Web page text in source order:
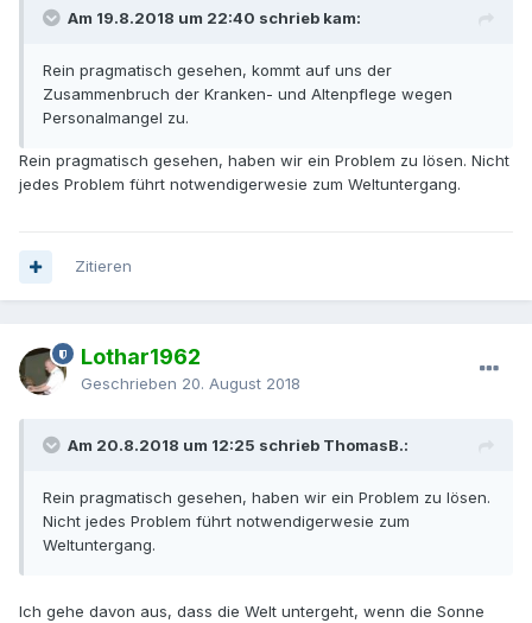
Am 19.8.2018 um 22:40 schrieb kam:
Rein pragmatisch gesehen, kommt auf uns der
Zusammenbruch der Kranken- und Altenpflege wegen
Personalmangel zu.
Rein pragmatisch gesehen, haben wir ein Problem zu lösen. Nicht
jedes Problem führt notwendigerwesie zum Weltuntergang.
Zitieren
Lothar1962
Geschrieben 20. August 2018
Am 20.8.2018 um 12:25 schrieb ThomasB.:
Rein pragmatisch gesehen, haben wir ein Problem zu lösen.
Nicht jedes Problem führt notwendigerwesie zum
Weltuntergang.
Ich gehe davon aus, dass die Welt untergeht, wenn die Sonne